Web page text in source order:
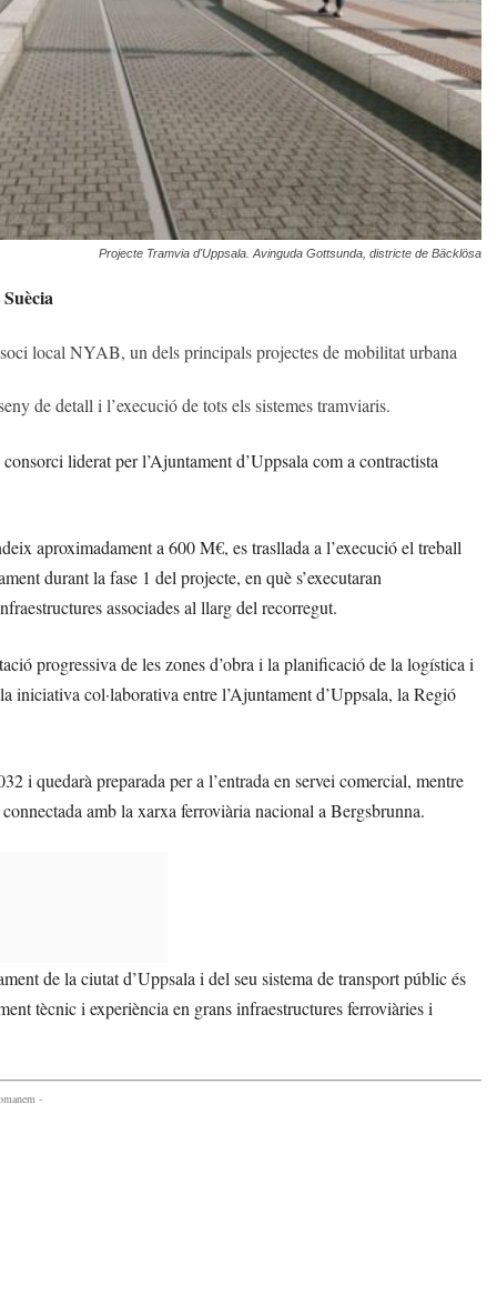
Projecte Tramvia d'Uppsala. Avinguda Gottsunda, districte de Bäcklösa
local NYAB, un dels principals projectes de mobilitat urbana
de detall i l’execució de tots els sistemes tramviaris.
liderat per l’Ajuntament d’Uppsala com a contractista
aproximadament a 600 M€, es trasllada a l’execució el treball
durant la fase 1 del projecte, en què s’executaran
associades al llarg del recorregut.
progressiva de les zones d’obra i la planificació de la logística i
iniciativa col·laborativa entre l’Ajuntament d’Uppsala, la Regió
i quedarà preparada per a l’entrada en servei comercial, mentre
amb la xarxa ferroviària nacional a Bergsbrunna.
de la ciutat d’Uppsala i del seu sistema de transport públic és
tècnic i experiència en grans infraestructures ferroviàries i
-